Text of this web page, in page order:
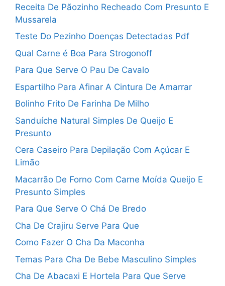
Receita De Pãozinho Recheado Com Presunto E
Mussarela
Teste Do Pezinho Doenças Detectadas Pdf
Qual Carne é Boa Para Strogonoff
Para Que Serve O Pau De Cavalo
Espartilho Para Afinar A Cintura De Amarrar
Bolinho Frito De Farinha De Milho
Sanduíche Natural Simples De Queijo E
Presunto
Cera Caseiro Para Depilação Com Açúcar E
Limão
Macarrão De Forno Com Carne Moída Queijo E
Presunto Simples
Para Que Serve O Chá De Bredo
Cha De Crajiru Serve Para Que
Como Fazer O Cha Da Maconha
Temas Para Cha De Bebe Masculino Simples
Cha De Abacaxi E Hortela Para Que Serve